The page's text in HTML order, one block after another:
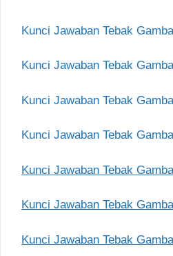
Kunci Jawaban Tebak
Kunci Jawaban Tebak
Kunci Jawaban Tebak
Kunci Jawaban Tebak
Kunci Jawaban Tebak
Kunci Jawaban Tebak
Kunci Jawaban Tebak